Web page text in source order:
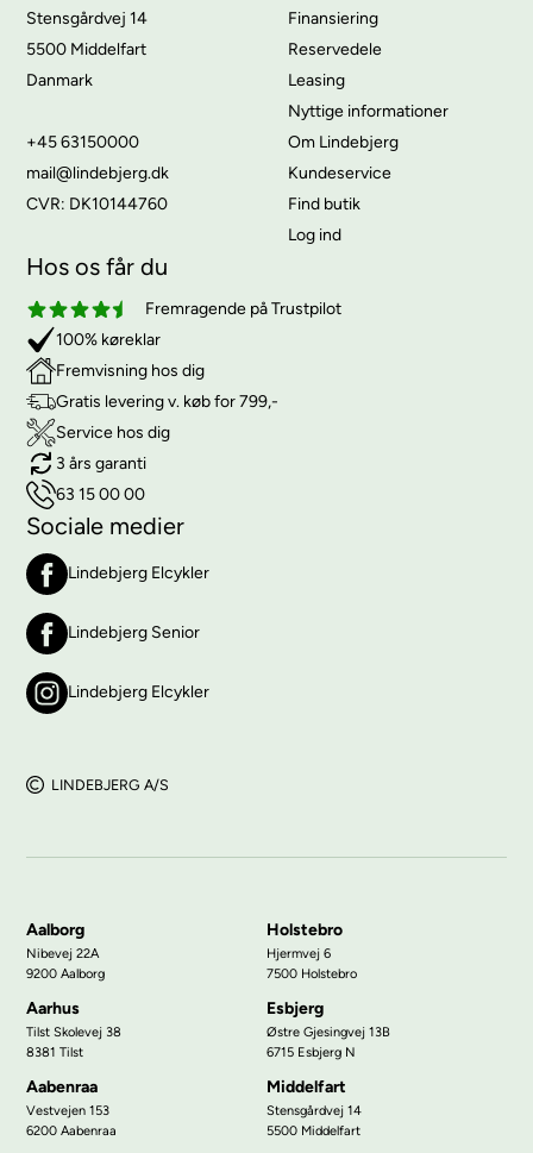
Stensgårdvej 14
5500 Middelfart
Danmark
+45 63150000
mail@lindebjerg.dk
CVR: DK10144760
Finansiering
Reservedele
Leasing
Nyttige informationer
Om Lindebjerg
Kundeservice
Find butik
Log ind
Hos os får du
Fremragende på Trustpilot
100% køreklar
Fremvisning hos dig
Gratis levering v. køb for 799,-
Service hos dig
3 års garanti
63 15 00 00
Sociale medier
Lindebjerg Elcykler
Lindebjerg Senior
Lindebjerg Elcykler
LINDEBJERG A/S
Aalborg
Nibevej 22A
9200 Aalborg
Holstebro
Hjermvej 6
7500 Holstebro
Aarhus
Tilst Skolevej 38
8381 Tilst
Esbjerg
Østre Gjesingvej 13B
6715 Esbjerg N
Aabenraa
Vestvejen 153
6200 Aabenraa
Middelfart
Stensgårdvej 14
5500 Middelfart